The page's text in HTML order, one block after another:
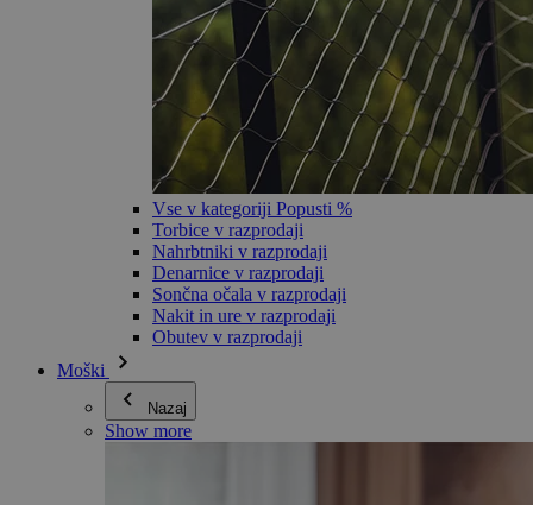
Vse v kategoriji Popusti %
Torbice v razprodaji
Nahrbtniki v razprodaji
Denarnice v razprodaji
Sončna očala v razprodaji
Nakit in ure v razprodaji
Obutev v razprodaji
Moški
Nazaj
Show more